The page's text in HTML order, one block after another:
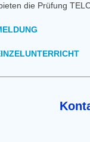
die Prüfung